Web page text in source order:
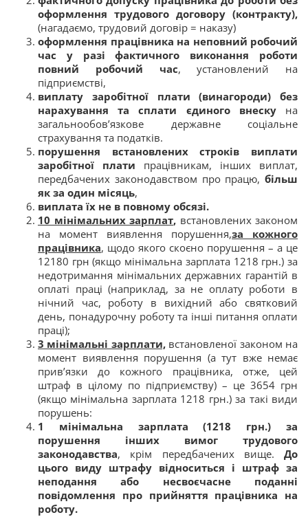
оформлення трудового договору (контракту),
(нагадаємо, трудовий договір = наказу)
оформлення працівника на неповний робочий
час у разі фактичного виконання роботи
повний робочий час, установлений на
підприємстві,
виплату заробітної плати (винагороди) без
нарахування та сплати єдиного внескуна
загальнообов’язкове державне соціальне
страхування та податків.
порушення встановлених строків виплати
заробітної плати працівникам, інших виплат,
передбачених законодавством про працю, більш
як за один місяць,
виплата їх не в повному обсязі.
10 мінімальних зарплат, встановлених законом
на момент виявлення порушення,за кожного
працівника, щодо якого скоєно порушення – а це
12180 грн (якщо мінімальна зарплата 1218 грн.) за
недотримання мінімальних державних гарантій в
оплаті праці (наприклад, за не оплату роботи в
нічний час, роботу в вихідний або святковий
день, понадурочну роботу та інші питання оплати
праці);
3 мінімальні зарплати,встановленої законом на
момент виявлення порушення (а тут вже немає
прив’язки до кожного працівника, отже, цей
штраф в цілому по підприємству) – це 3654 грн
(якщо мінімальна зарплата 1218 грн.) за такі види
порушень:
1 мінімальна зарплата (1218 грн.) за
порушення інших вимог трудового
законодавства, крім передбачених вище. До
цього виду штрафу відноситься і штраф за
неподання або несвоєчасне поданні
повідомлення про прийняття працівника на
роботу.